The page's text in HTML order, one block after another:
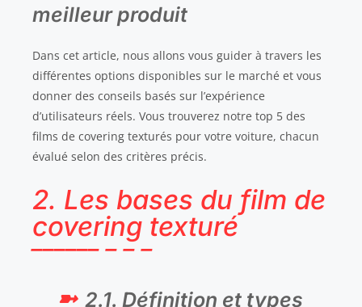
meilleur produit
Dans cet article, nous allons vous guider à travers les
différentes options disponibles sur le marché et vous
donner des conseils basés sur l’expérience
d’utilisateurs réels. Vous trouverez notre top 5 des
films de covering texturés pour votre voiture, chacun
évalué selon des critères précis.
2. Les bases du film de
covering texturé
2.1. Définition et types